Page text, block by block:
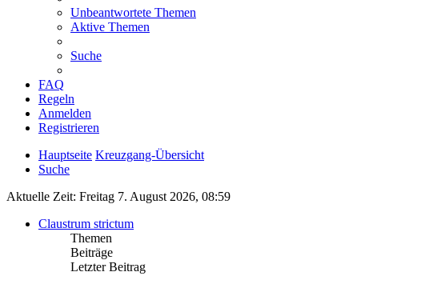
Unbeantwortete Themen
Aktive Themen
Suche
FAQ
Regeln
Anmelden
Registrieren
Hauptseite Kreuzgang-Übersicht
Suche
Aktuelle Zeit: Freitag 7. August 2026, 08:59
Claustrum strictum
Themen
Beiträge
Letzter Beitrag